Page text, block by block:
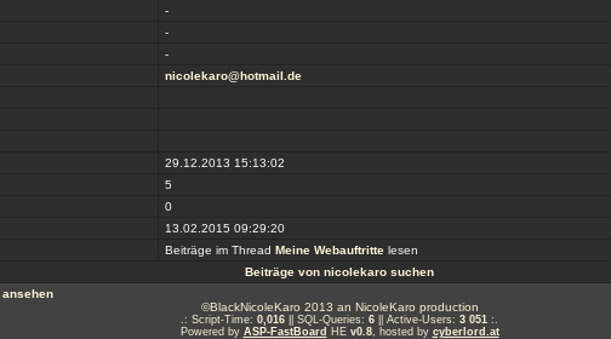
-
-
-
nicolekaro@hotmail.de
29.12.2013 15:13:02
5
0
13.02.2015 09:29:20
Beiträge im Thread Meine Webauftritte lesen
Beiträge von nicolekaro suchen
©BlackNicoleKaro 2013 an NicoleKaro production
.: Script-Time: 0,016 || SQL-Queries: 6 || Active-Users: 3 051 :.
Powered by ASP-FastBoard HE v0.8, hosted by cyberlord.at